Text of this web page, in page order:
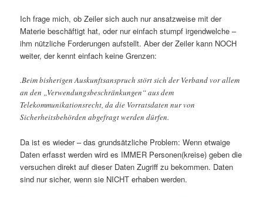
Ich frage mich, ob Zeiler sich auch nur ansatzweise mit der
Materie beschäftigt hat, oder nur einfach stumpf irgendwelche –
ihm nützliche Forderungen aufstellt. Aber der Zeiler kann NOCH
weiter, der kennt einfach keine Grenzen:
.Beim bisherigen Auskunftsanspruch stört sich der Verband vor allem
an den „Verwendungsbeschränkungen“ aus dem
Telekommunikationsrecht, da die Vorratsdaten nur von
Sicherheitsbehörden abgefragt werden dürfen.
Da ist es wieder – das grundsätzliche Problem: Wenn etwaige
Daten erfasst werden wird es IMMER Personen(kreise) geben die
versuchen direkt auf dieser Daten Zugriff zu bekommen. Daten
sind nur sicher, wenn sie NICHT erhaben werden.